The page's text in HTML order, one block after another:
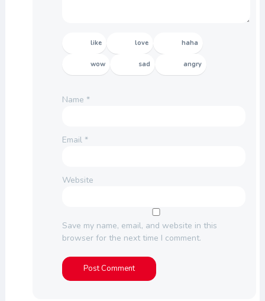
like love haha
wow sad angry
Name *
Email *
Website
Save my name, email, and website in this
browser for the next time I comment.